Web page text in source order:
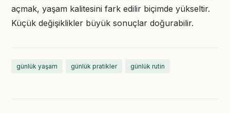
açmak, yaşam kalitesini fark edilir biçimde yükseltir.
Küçük değişiklikler büyük sonuçlar doğurabilir.
günlük yaşam günlük pratikler günlük rutin